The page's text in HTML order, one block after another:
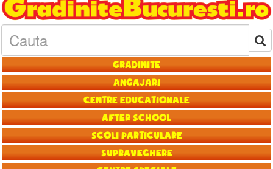
Gradinite
Angajari
Centre educationale
After School
Scoli particulare
Supraveghere